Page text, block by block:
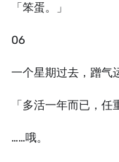
「笨蛋。」
06
一个星期过去，蹭气
「多活一年而已，任
……哦。